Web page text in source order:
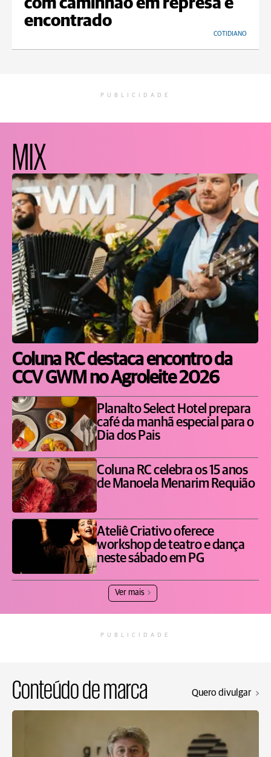
com caminhão em represa é
encontrado
COTIDIANO
PUBLICIDADE
MIX
Coluna RC destaca encontro da
CCV GWM no Agroleite 2026
Planalto Select Hotel prepara
café da manhã especial para o
Dia dos Pais
Coluna RC celebra os 15 anos
de Manoela Menarim Requião
Ateliê Criativo oferece
workshop de teatro e dança
neste sábado em PG
Ver mais
PUBLICIDADE
Conteúdo de marca Quero divulgar